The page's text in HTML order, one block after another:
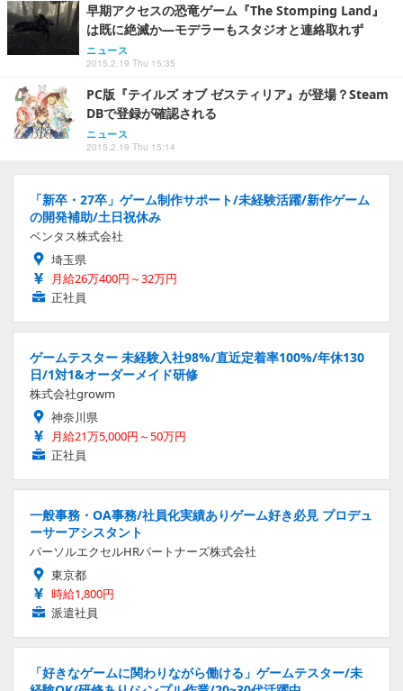
早期アクセスの恐竜ゲーム『The Stomping Land』
は既に絶滅か―モデラーもスタジオと連絡取れず
ニュース
2015.2.19 Thu 15:35
PC版『テイルズ オブ ゼスティリア』が登場？Steam
DBで登録が確認される
ニュース
2015.2.19 Thu 15:14
「新卒・27卒」ゲーム制作サポート/未経験活躍/新作ゲーム
の開発補助/土日祝休み
ベンタス株式会社
埼玉県
月給26万400円～32万円
正社員
ゲームテスター 未経験入社98%/直近定着率100%/年休130
日/1対1&オーダーメイド研修
株式会社growm
神奈川県
月給21万5,000円～50万円
正社員
一般事務・OA事務/社員化実績ありゲーム好き必見 プロデュ
ーサーアシスタント
パーソルエクセルHRパートナーズ株式会社
東京都
時給1,800円
派遣社員
「好きなゲームに関わりながら働ける」ゲームテスター/未